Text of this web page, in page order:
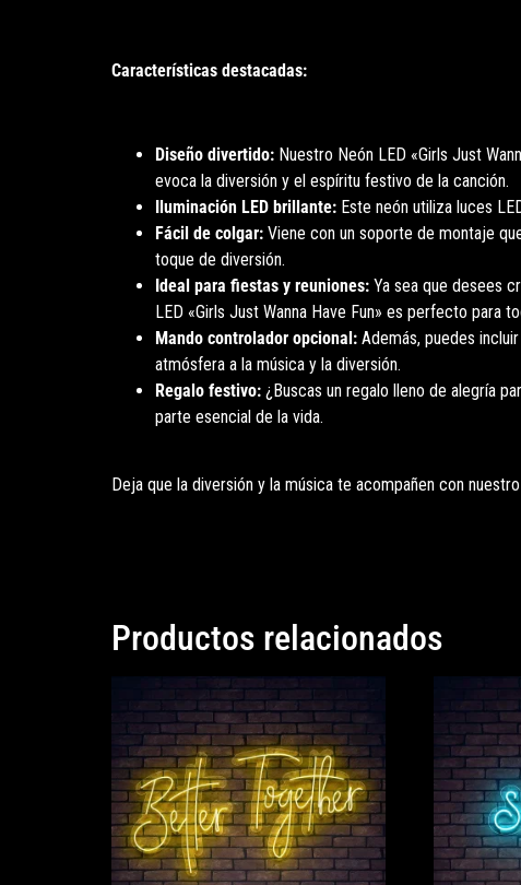
Características destacadas:
Diseño divertido: Nuestro Neón LED «Girls Just
evoca la diversión y el espíritu festivo de la canción.
Iluminación LED brillante: Este neón utiliza luces
Fácil de colgar: Viene con un soporte de montaje
toque de diversión.
Ideal para fiestas y reuniones: Ya sea que desees
LED «Girls Just Wanna Have Fun» es perfecto para
Mando controlador opcional: Además, puedes
atmósfera a la música y la diversión.
Regalo festivo: ¿Buscas un regalo lleno de alegría
parte esencial de la vida.
Deja que la diversión y la música te acompañen con
Productos relacionados